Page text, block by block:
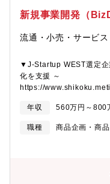
新規事業開発（
流通・小売・サービス
▼J-Startup WEST選定企
化を支援 ～
https://
日放送回～ 交通網を維
で特集https://www.tv-
tokyo.co.jp/gaia/
は、”デジタルを活用し
ド型タクシー配車システ
年収 560万円～800
職種
商品企画・商